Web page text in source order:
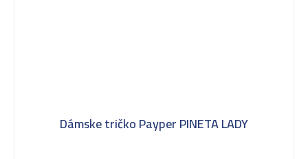
Dámske tričko Payper PINETA LADY